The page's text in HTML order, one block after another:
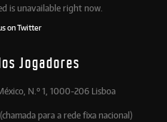
is unavailable right now.
on Twitter
Jogadores
N.º 1, 1000-206 Lisboa
para a rede fixa nacional)